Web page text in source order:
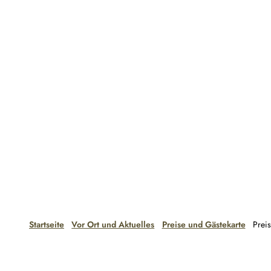
Startseite Vor Ort und Aktuelles Preise und Gästekarte